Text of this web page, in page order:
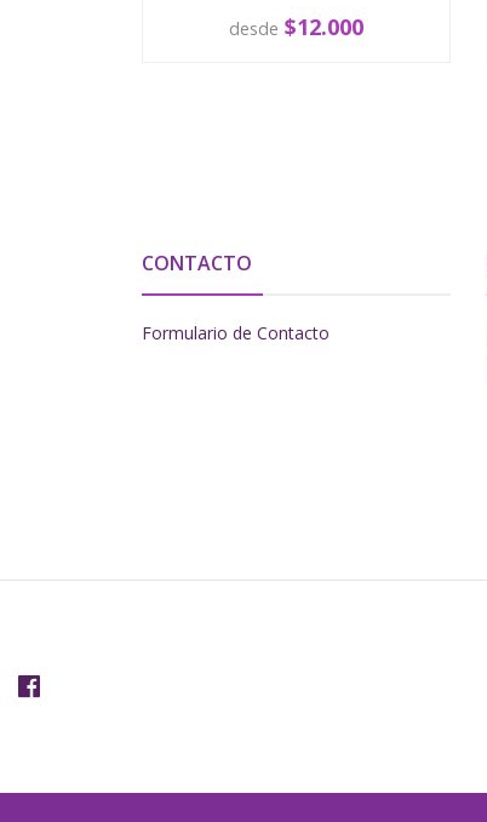
VER OPCIONES
desde $12.000
CONTACTO
Formulario de Contacto